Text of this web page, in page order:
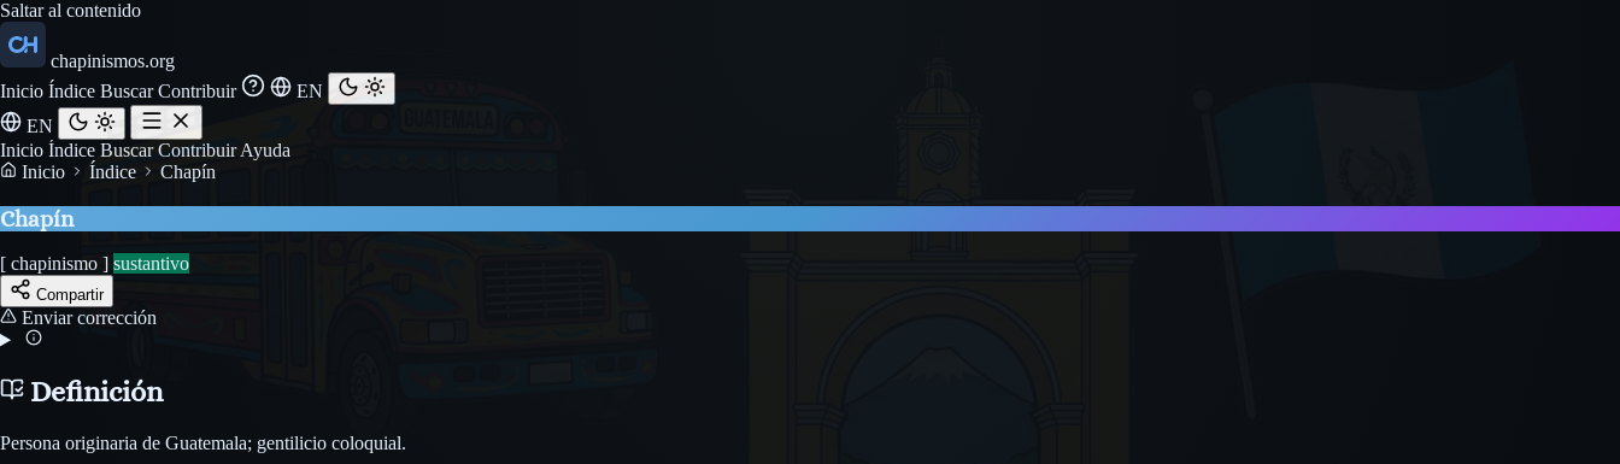
Saltar al contenido
chapinismos.org
Inicio Índice BuscarContribuir
EN
EN
Inicio Índice BuscarContribuirAyuda
Inicio
Índice Chapín
Chapín
[ chapinismo ] sustantivo
Compartir
Enviar corrección
Definición
Persona originaria de Guatemala; gentilicio coloquial.